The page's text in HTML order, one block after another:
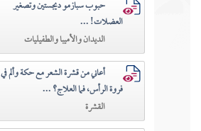
حبوب سبازمو ديجستين وتصغير
العضلات! ...
الديدان والأميبا والطفيليات
أعاني من قشرة الشعر مع حكة وألم في
فروة الرأس، فما العلاج؟ ...
القشرة